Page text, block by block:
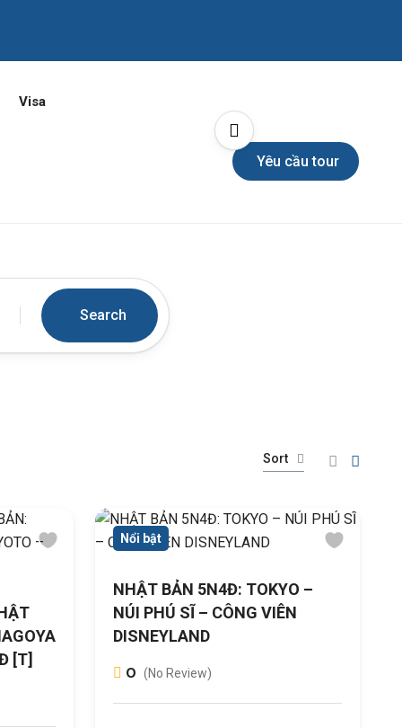
Visa
Yêu cầu tour
Search
Sort
[T]
Nổi bật
NHẬT BẢN 5N4Đ: TOKYO –
NÚI PHÚ SĨ – CÔNG VIÊN
DISNEYLAND
0 (No Review)